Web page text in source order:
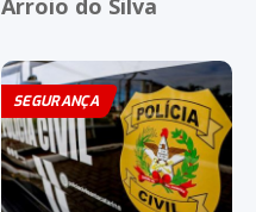
Arroio do Silva
SEGURANÇA